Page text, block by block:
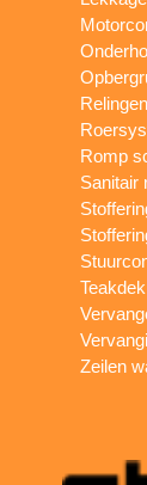
Romp
Sanitair
Zeilen